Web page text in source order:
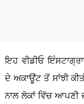
ਇਹ ਵੀਡੀਓ
ਦੇ ਅਕਾਊਂਟ ਤੋਂ ਸਾਂਝੀ
ਨਾਲ ਲੋਕਾਂ ਵਿੱਚ